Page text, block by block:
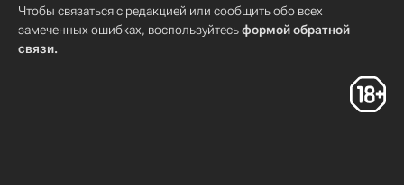
Чтобы связаться с редакцией или сообщить обо всех
замеченных ошибках, воспользуйтесьформой обратной
связи.